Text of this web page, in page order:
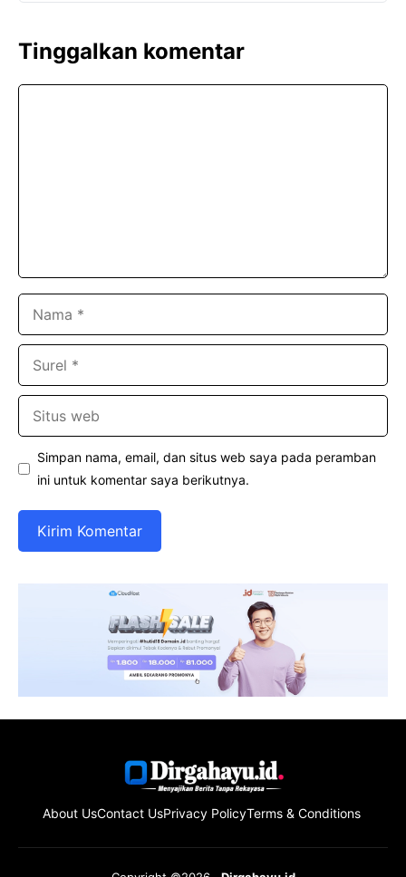
Tinggalkan komentar
Simpan nama, email, dan situs web saya pada peramban
ini untuk komentar saya berikutnya.
About UsContact UsPrivacy PolicyTerms & Conditions